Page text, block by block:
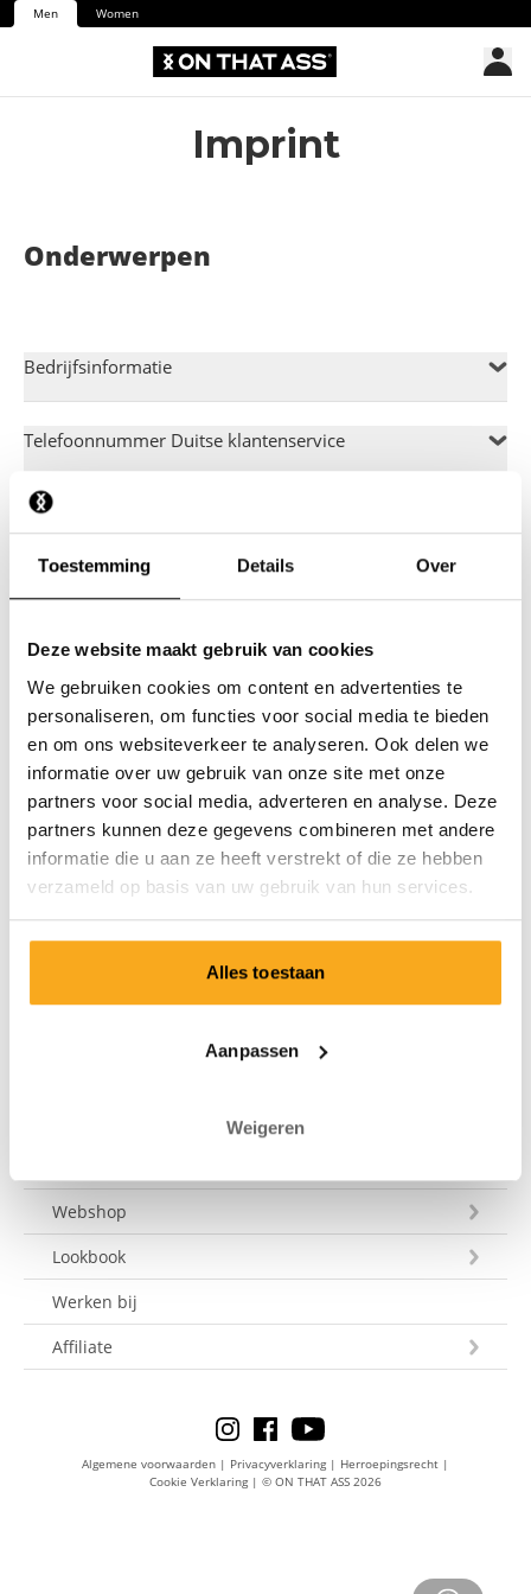
Toestemming Details Over
Deze website maakt gebruik van cookies
We gebruiken cookies om content en advertenties te
personaliseren, om functies voor social media te bieden
en om ons websiteverkeer te analyseren. Ook delen we
informatie over uw gebruik van onze site met onze
partners voor social media, adverteren en analyse. Deze
partners kunnen deze gegevens combineren met andere
informatie die u aan ze heeft verstrekt of die ze hebben
verzameld op basis van uw gebruik van hun services.
Alles toestaan
Aanpassen
Weigeren
Men Women
Imprint
Onderwerpen
Bedrijfsinformatie
Telefoonnummer Duitse klantenservice
Telefoonnummer Engelse klantenservice
Algemeen directeur
Handelsregister
BTW-nummer
Europese Commissie
Webshop
Lookbook
Werken bij
Affiliate
Algemene voorwaarden | Privacyverklaring | Herroepingsrecht |
Cookie Verklaring | © ON THAT ASS 2026